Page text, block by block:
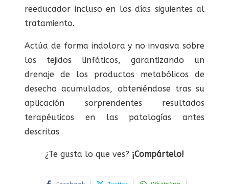
reeducador incluso en los días siguientes al
tratamiento.
Actúa de forma indolora y no invasiva sobre
los tejidos linfáticos, garantizando un
drenaje de los productos metabólicos de
desecho acumulados, obteniéndose tras su
aplicación sorprendentes resultados
terapéuticos en las patologías antes
descritas
¿Te gusta lo que ves? ¡Compártelo!